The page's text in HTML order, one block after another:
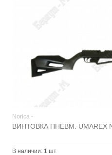
Norica -
ВИНТОВКА ПНЕВМ. UMAREX
В наличии: 1 шт